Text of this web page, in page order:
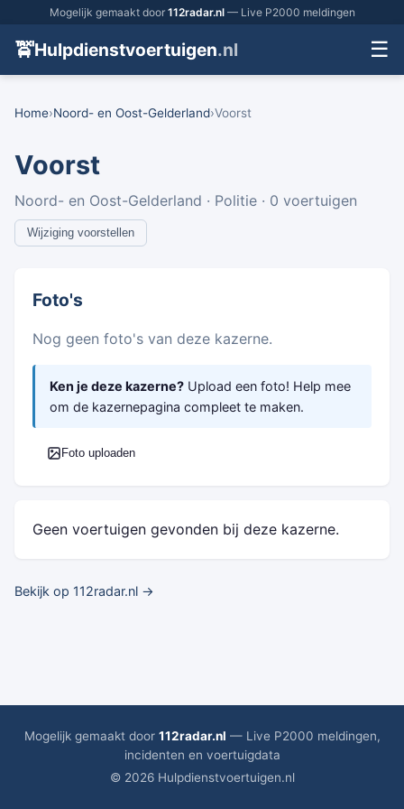
Mogelijk gemaakt door 112radar.nl— Live P2000 meldingen
🚖Hulpdienstvoertuigen.nl ☰
Home›Noord- en Oost-Gelderland›Voorst
Voorst
Noord- en Oost-Gelderland · Politie · 0 voertuigen
Wijziging voorstellen
Foto's
Nog geen foto's van deze kazerne.
Ken je deze kazerne? Upload een foto! Help mee
om de kazernepagina compleet te maken.
Foto uploaden
Geen voertuigen gevonden bij deze kazerne.
Bekijk op 112radar.nl →
Mogelijk gemaakt door 112radar.nl — Live P2000 meldingen,
incidenten en voertuigdata
© 2026 Hulpdienstvoertuigen.nl